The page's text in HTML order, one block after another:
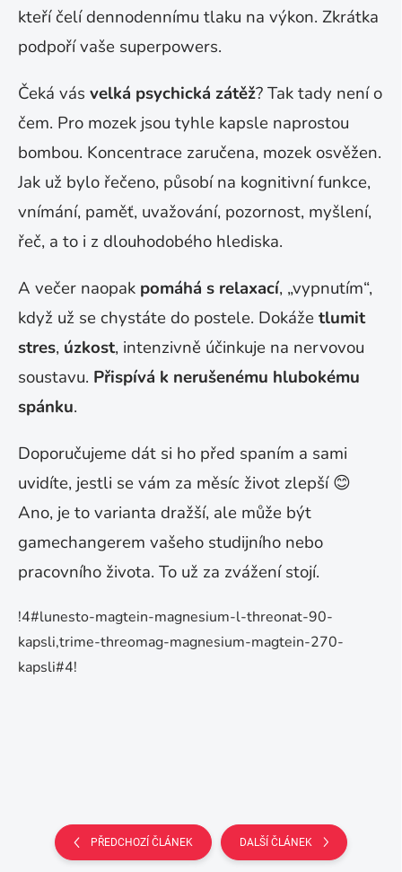
kteří čelí dennodennímu tlaku na výkon. Zkrátka
podpoří vaše superpowers.
Čeká vás velká psychická zátěž? Tak tady není o
čem. Pro mozek jsou tyhle kapsle naprostou
bombou. Koncentrace zaručena, mozek osvěžen.
Jak už bylo řečeno, působí na kognitivní funkce,
vnímání, paměť, uvažování, pozornost, myšlení,
řeč, a to i z dlouhodobého hlediska.
A večer naopak pomáhá s relaxací, „vypnutím“,
když už se chystáte do postele. Dokáže tlumit
stres, úzkost, intenzivně účinkuje na nervovou
soustavu. Přispívá k nerušenému hlubokému
spánku.
Doporučujeme dát si ho před spaním a sami
uvidíte, jestli se vám za měsíc život zlepší😊
Ano, je to varianta dražší, ale může být
gamechangerem vašeho studijního nebo
pracovního života. To už za zvážení stojí.
!4#lunesto-magtein-magnesium-l-threonat-90-
kapsli,trime-threomag-magnesium-magtein-270-
kapsli#4!
PŘEDCHOZÍ ČLÁNEK DALŠÍ ČLÁNEK